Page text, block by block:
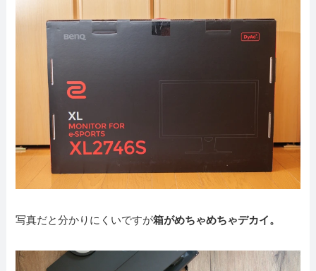
写真だと分かりにくいですが箱がめちゃめちゃデカイ。